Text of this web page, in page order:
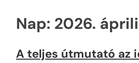
Nap: 2026.
A teljes útmutató az